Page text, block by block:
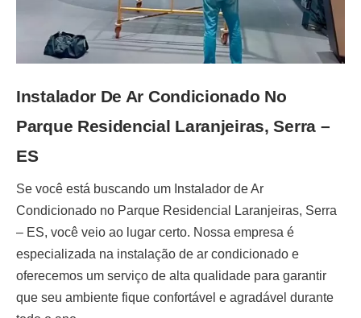
Instalador De Ar Condicionado No
Parque Residencial Laranjeiras, Serra –
ES
Se você está buscando um Instalador de Ar
Condicionado no Parque Residencial Laranjeiras, Serra
– ES, você veio ao lugar certo. Nossa empresa é
especializada na instalação de ar condicionado e
oferecemos um serviço de alta qualidade para garantir
que seu ambiente fique confortável e agradável durante